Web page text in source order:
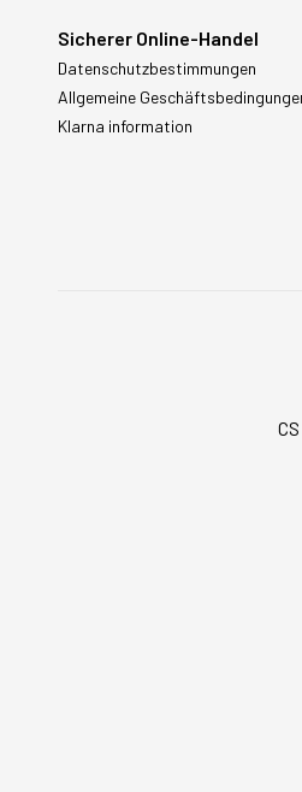
Sicherer Online-Handel
Datenschutzbestimmungen
Allgemeine
Klarna information